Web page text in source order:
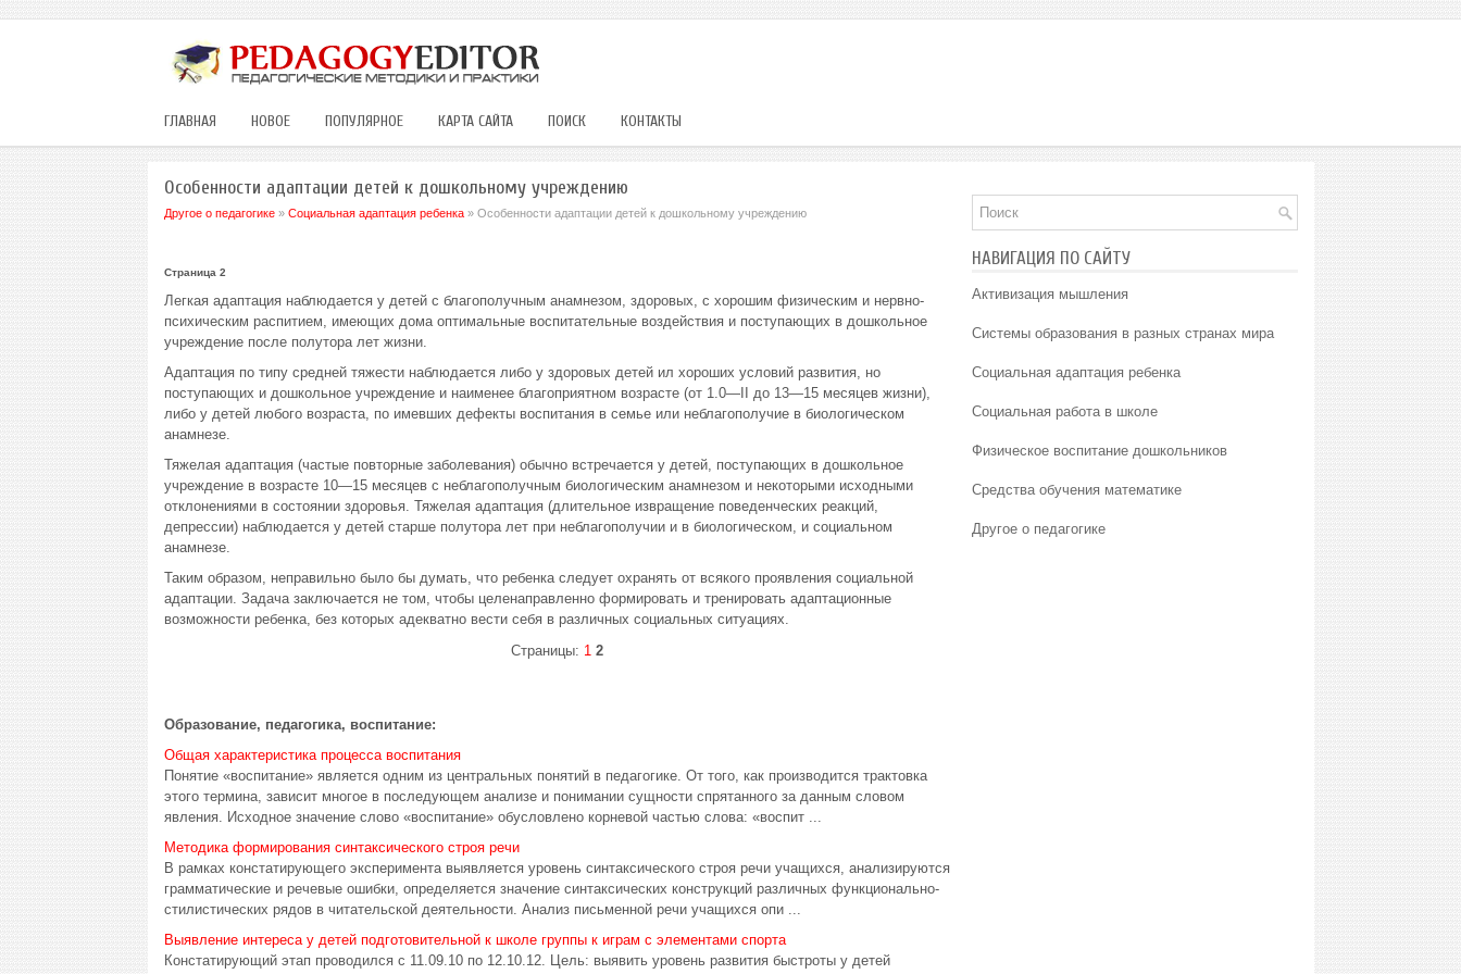
ГЛАВНАЯ НОВОЕ ПОПУЛЯРНОЕ КАРТА САЙТА ПОИСК КОНТАКТЫ
Особенности адаптации детей к дошкольному учреждению
Другое о педагогике» Социальная адаптация ребенка» Особенности адаптации детей к дошкольному учреждению
Страница 2
Легкая адаптация наблюдается у детей с благополучным анамнезом, здоровых, с хорошим физическим и нервно-
психическим распитием, имеющих дома оптимальные воспитательные воздействия и поступающих в дошкольное
учреждение после полутора лет жизни.
Адаптация по типу средней тяжести наблюдается либо у здоровых детей ил хороших условий развития, но
поступающих и дошкольное учреждение и наименее благоприятном возрасте (от 1.0—II до 13—15 месяцев жизни),
либо у детей любого возраста, по имевших дефекты воспитания в семье или неблагополучие в биологическом
анамнезе.
Тяжелая адаптация (частые повторные заболевания) обычно встречается у детей, поступающих в дошкольное
учреждение в возрасте 10—15 месяцев с неблагополучным биологическим анамнезом и некоторыми исходными
отклонениями в состоянии здоровья. Тяжелая адаптация (длительное извращение поведенческих реакций,
депрессии) наблюдается у детей старше полутора лет при неблагополучии и в биологическом, и социальном
анамнезе.
Таким образом, неправильно было бы думать, что ребенка следует охранять от всякого проявления социальной
адаптации. Задача заключается не том, чтобы целенаправленно формировать и тренировать адаптационные
возможности ребенка, без которых адекватно вести себя в различных социальных ситуациях.
Страницы: 1 2
Образование, педагогика, воспитание:
Общая характеристика процесса воспитания
Понятие «воспитание» является одним из центральных понятий в педагогике. От того, как производится трактовка
этого термина, зависит многое в последующем анализе и понимании сущности спрятанного за данным словом
явления. Исходное значение слово «воспитание» обусловлено корневой частью слова: «воспит ...
Методика формирования синтаксического строя речи
В рамках констатирующего эксперимента выявляется уровень синтаксического строя речи учащихся, анализируются
грамматические и речевые ошибки, определяется значение синтаксических конструкций различных функционально-
стилистических рядов в читательской деятельности. Анализ письменной речи учащихся опи ...
Выявление интереса у детей подготовительной к школе группы к играм с элементами спорта
Констатирующий этап проводился с 11.09.10 по 12.10.12. Цель: выявить уровень развития быстроты у детей
НАВИГАЦИЯ ПО САЙТУ
Активизация мышления
Системы образования в разных странах мира
Социальная адаптация ребенка
Социальная работа в школе
Физическое воспитание дошкольников
Средства обучения математике
Другое о педагогике